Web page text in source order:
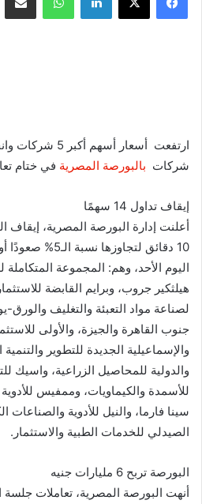
شركات بالبورصة المصرية في ختام
إيقاف تداول 14 سهمًا
10 دقائق
اليوم الأحد، وهم: المجموعة المتكاملة
هيلثكير جروب، وبرايم القابضة
لصناعة مواد التعبئة والتغليف والورق-
جنوب القاهرة والجيزة، والأولى
والإسماعيلية الجديدة للتطوير
والدولية للمحاصيل الزراعية، واسيك
للأسمدة والكيماويات، وممفيس للأدوية
سينا فارما، والنيل للأدوية والصناعات
الصيدلي للخدمات الطبية والاستثمار.
البورصة تربح 6 مليارات جنيه
أنهت البورصة المصرية، تعاملات جلسة